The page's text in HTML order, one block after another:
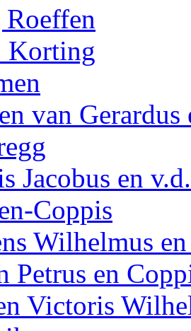
Roeffen
Korting
van
Jacobus en
Coppis
Wilhelmus
Petrus en
Victoris